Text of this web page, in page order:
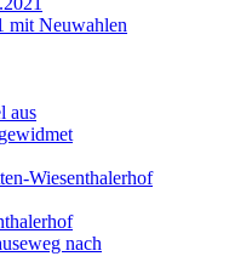
mit Neuwahlen
aus
Wiesenthalerhof
nach